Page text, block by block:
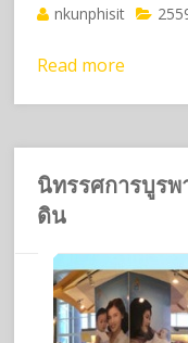
nkunphisit
Read more
นิทรรศการบูรพ
ดิน